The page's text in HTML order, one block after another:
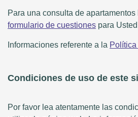
Para una consulta de
formulario de cuestiones para
Informaciones referente a la
Condiciones de uso de este
Por favor lea atentamente las